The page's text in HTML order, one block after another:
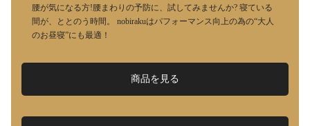
腰が気になる方!腰まわりの予防に、試してみませんか? 寝ている
間が、ととのう時間。 nobirakuはパフォーマンス向上の為の“大人
のお昼寝”にも最適！
商品を見る